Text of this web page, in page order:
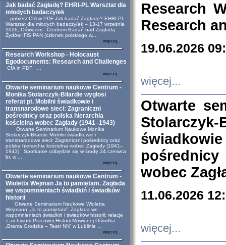
Jak badać Zagładę? EHRI-PL Warsztat dla
młodych badaczy/ek
pobierz CfA w PDF Jak badać Zagładę? EHRI-PL
Warsztat dla młodych badaczy/ek – 13-17 września
2026, Oświęcim Centrum Badań nad Zagładą
Żydów IFiS PAN (członek polskiego w...
więcej...
Research Workshop - Holocaust
Egodocuments: Research and Challenges
CfA in PDF ...
więcej...
Otwarte seminarium naukowe Centrum -
Monika Stolarczyk-Bilardie wygłosi
referat pt. Mobilni świadkowie i
transnarodowe sieci: Zagraniczni
pośrednicy oraz polska hierarchia
kościelna wobec Zagłady (1941–1943)
Otwarte Seminarium Naukowe Monika
Stolarczyk-Bilardie Mobilni świadkowie i
transnarodowe sieci: Zagraniczni pośrednicy oraz
polska hierarchia kościelna wobec Zagłady (1941–
1943) Spotkanie odbędzie się w środę 24 czerwca
br. w ...
więcej...
Otwarte seminarium naukowe Centrum -
Wioletta Wejman Ja to pamiętam. Zagłada
we wspomnieniach świadkiń i świadków
historii
Otwarte Seminarium Naukowe Wioletta
Wejmann „Ja to pamiętam”. Zagłada we
wspomnieniach świadkiń i świadków historii: relacje
z archiwum Pracowni Historii Mówionej Ośrodka
„Brama Grodzka – Teatr NN” w Lublinie ...
więcej...
Research
Research
19.06.2026
więcej...
Otwarte
wobec
11.06.2026
więcej...